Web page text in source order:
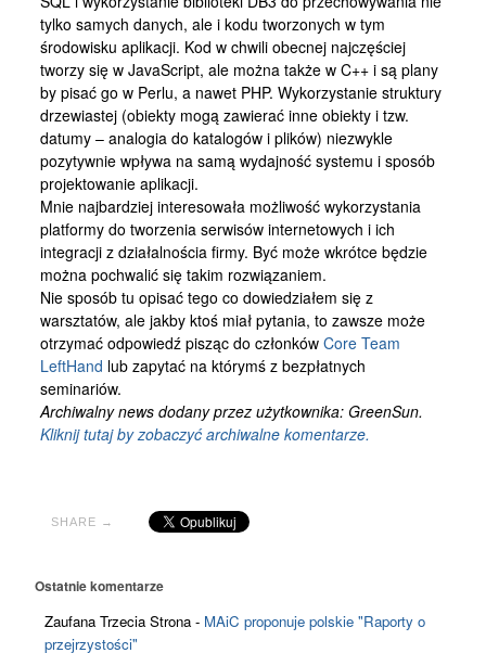
tylko samych danych, ale i kodu tworzonych w tym
środowisku aplikacji. Kod w chwili obecnej najczęściej
tworzy się w JavaScript, ale można także w C++ i są plany
by pisać go w Perlu, a nawet PHP. Wykorzystanie struktury
drzewiastej (obiekty mogą zawierać inne obiekty i tzw.
datumy – analogia do katalogów i plików) niezwykle
pozytywnie wpływa na samą wydajność systemu i sposób
projektowanie aplikacji.
Mnie najbardziej interesowała możliwość wykorzystania
platformy do tworzenia serwisów internetowych i ich
integracji z działalnościa firmy. Być może wkrótce będzie
można pochwalić się takim rozwiązaniem.
Nie sposób tu opisać tego co dowiedziałem się z
warsztatów, ale jakby ktoś miał pytania, to zawsze może
otrzymać odpowiedź pisząc do członków Core Team
LeftHand lub zapytać na którymś z bezpłatnych
seminariów.
Archiwalny news dodany przez użytkownika: GreenSun.
Kliknij tutaj by zobaczyć archiwalne komentarze.
SHARE →
Ostatnie komentarze
Zaufana Trzecia Strona - MAiC proponuje polskie "Raporty o
przejrzystości"